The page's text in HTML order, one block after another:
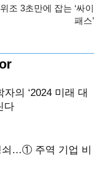
조 3초만에 잡는 ‘싸이
패스’
의 ‘2024 미래 대
다
쇠…① 주역 기업 비